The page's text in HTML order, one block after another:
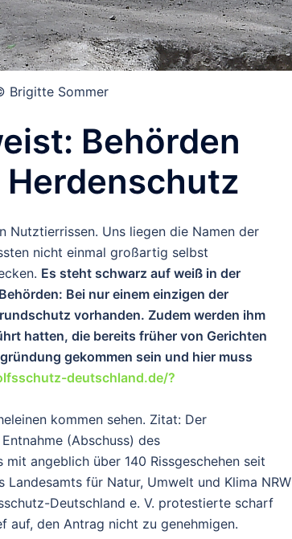
Brigitte Sommer
Behörden
Nutztierrissen. Uns liegen die Namen der
nicht einmal großartig selbst
Es steht schwarz auf weiß in der
Bei nur einem einzigen der
vorhanden. Zudem werden ihm
hatten, die bereits früher von Gerichten
gekommen sein und hier muss
deutschland.de/?
kommen sehen. Zitat: Der
(Abschuss) des
angeblich über 140 Rissgeschehen seit
Landesamts für Natur, Umwelt und Klima NRW
Deutschland e. V. protestierte scharf
den Antrag nicht zu genehmigen.